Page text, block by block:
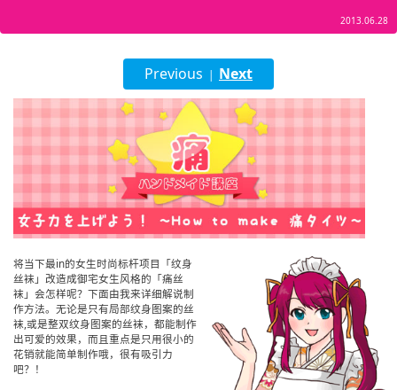
English
ภาษาไทย
tiéng Viêt
Bahasa Indonesia
2013.06.28
Previous | Next
将当下最in的女生时尚标杆项目「纹身
丝袜」改造成御宅女生风格的「痛丝
袜」会怎样呢？下面由我来详细解说制
作方法。无论是只有局部纹身图案的丝
袜,或是整双纹身图案的丝袜，都能制作
出可爱的效果，而且重点是只用很小的
花销就能简单制作哦，很有吸引力
吧？！